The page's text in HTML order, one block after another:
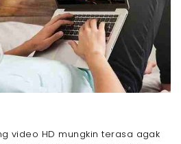
video HD mungkin terasa agak